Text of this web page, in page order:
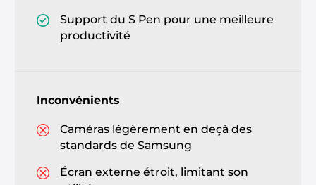
Support du S Pen pour une meilleure
productivité
Inconvénients
Caméras légèrement en deçà des
standards de Samsung
Écran externe étroit, limitant son